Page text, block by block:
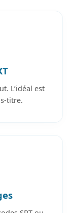
L’idéal est
titre.